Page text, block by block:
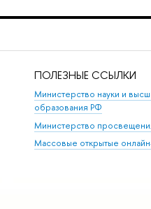
ПОЛЕЗНЫЕ ССЫЛКИ
Министерство науки и
образования РФ
Министерство
Массовые открытые